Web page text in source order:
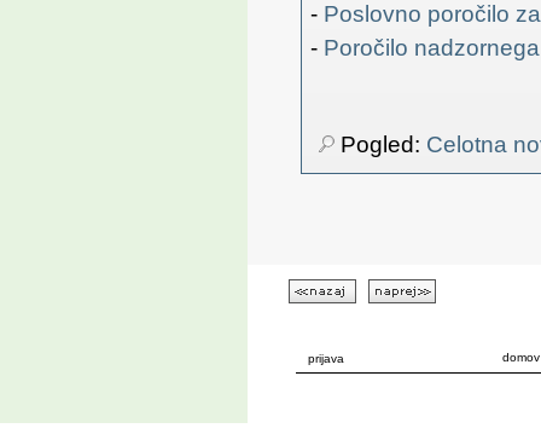
- Poslovno poročilo
- Poročilo
Pogled: Celotna
prijava domov